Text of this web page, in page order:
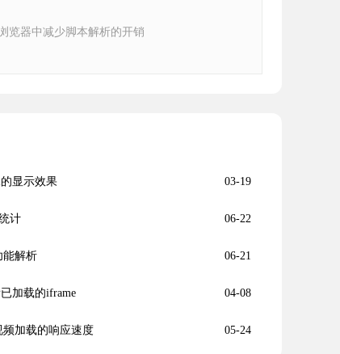
览器中减少脚本解析的开销
显示效果 03-19
计 06-22
能解析 06-21
加载的iframe 04-08
频加载的响应速度 05-24